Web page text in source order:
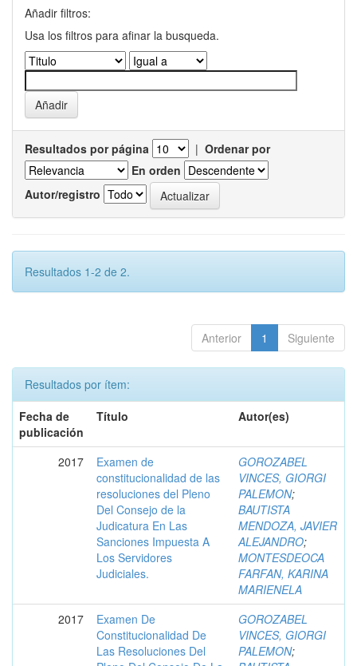
Añadir filtros:
Usa los filtros para afinar la busqueda.
Resultados por página | Ordenar por
En orden
Autor/registro
Resultados 1-2 de 2.
Anterior 1 Siguiente
Resultados por ítem:
Fecha de
publicación
Título Autor(es)
2017
Examen de
constitucionalidad de las
resoluciones del Pleno
Del Consejo de la
Judicatura En Las
Sanciones Impuesta A
Los Servidores
Judiciales.
GOROZABEL
VINCES, GIORGI
PALEMON;
BAUTISTA
MENDOZA, JAVIER
ALEJANDRO;
MONTESDEOCA
FARFAN, KARINA
MARIENELA
2017
Examen De
Constitucionalidad De
Las Resoluciones Del
GOROZABEL
VINCES, GIORGI
PALEMON;